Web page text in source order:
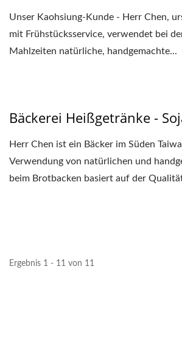
Unser Kaohsiung-Kunde - Herr Chen,
mit Frühstücksservice, verwendet bei
Mahlzeiten natürliche, handgemachte...
Bäckerei Heißgetränke -
Herr Chen ist ein Bäcker im Süden
Verwendung von natürlichen und
beim Brotbacken basiert auf der
Ergebnis 1 - 11 von 11